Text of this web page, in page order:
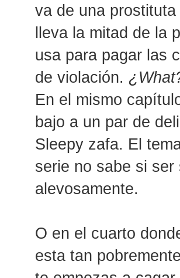
va de una
lleva la mitad de la
usa para pagar las
de violación.
En el mismo
bajo a un par de
Sleepy zafa. El
serie no sabe si
alevosamente.
O en el cuarto
esta tan